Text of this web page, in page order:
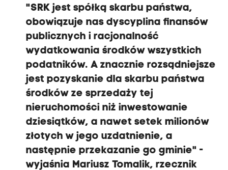
"SRK jest spółką skarbu państwa,
obowiązuje nas dyscyplina finansów
publicznych i racjonalność
wydatkowania środków wszystkich
podatników. A znacznie rozsądniejsze
jest pozyskanie dla skarbu państwa
środków ze sprzedaży tej
nieruchomości niż inwestowanie
dziesiątków, a nawet setek milionów
złotych w jego uzdatnienie, a
następnie przekazanie go gminie" -
wyjaśnia Mariusz Tomalik, rzecznik